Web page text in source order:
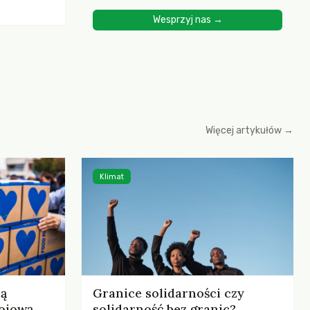
Wesprzyj nas →
Więcej artykułów →
Granice solidarności czy
Klimat